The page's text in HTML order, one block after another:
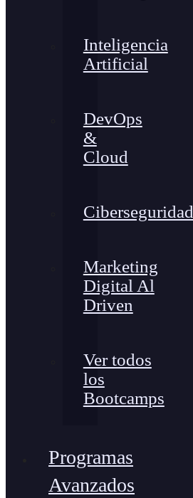
Inteligencia
Artificial
DevOps
&
Cloud
Ciberseguridad
Marketing
Digital Al
Driven
Ver todos
los
Bootcamps
Programas
Avanzados